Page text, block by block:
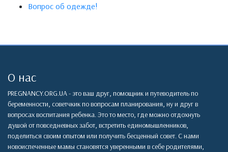
Вопрос об одежде!
О нас
PREGNANCY.ORG.UA - это ваш друг, помощник и путеводитель по
беременности, советчкик по вопросам планирования, ну и друг в
вопросах воспитания ребенка. Это то место, где можно отдохнуть
душой от повседневных забот, встретить единомышленников,
поделиться своим опытом или получить бесценный совет. С нами
новоиспеченные мамы становятся уверенными в себе родителями,